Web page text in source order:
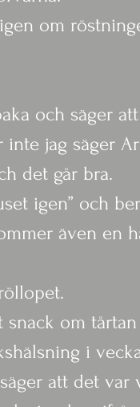
om
och säger
jag säger
det går bra.
igen” och
även en
om tårtan
i
att det